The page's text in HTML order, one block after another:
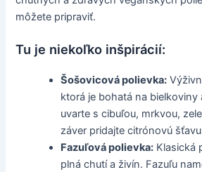
môžete pripraviť.
Tu je niekoľko inšpirácií:
Šošovicová polievka:
ktorá je bohatá na bielkoviny
uvarte s cibuľou, mrkvou,
záver pridajte citrónovú
Fazuľová polievka: Klasická
plná chutí a živín. Fazuľu